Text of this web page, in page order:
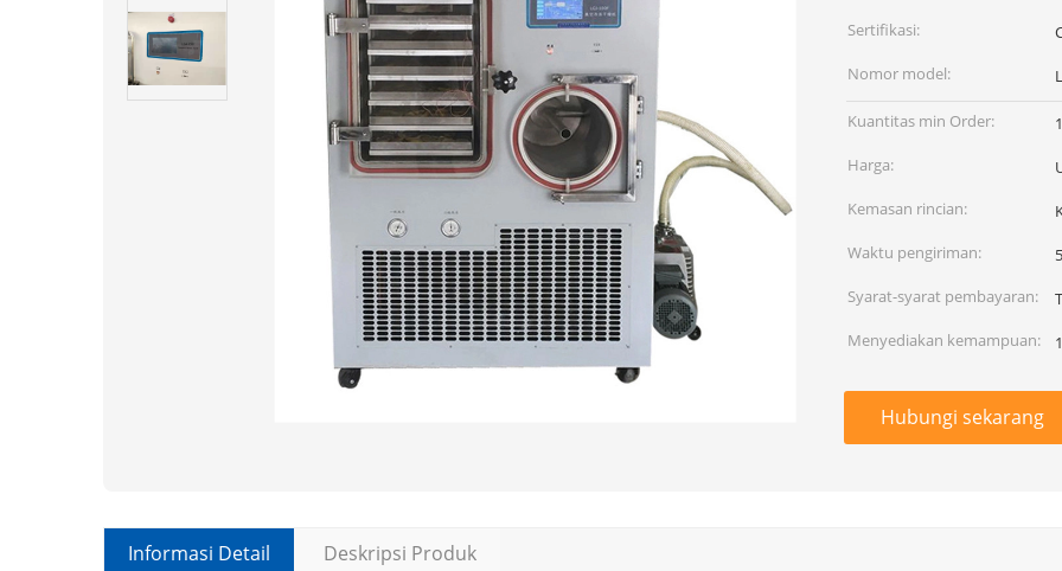
Sertifikasi:
Nomor model:
Kuantitas min Order:
Harga:
Kemasan rincian:
Waktu pengiriman:
Syarat-syarat pembayaran:
Menyediakan kemampuan:
Hubungi sekarang
Informasi Detail Deskripsi Produk